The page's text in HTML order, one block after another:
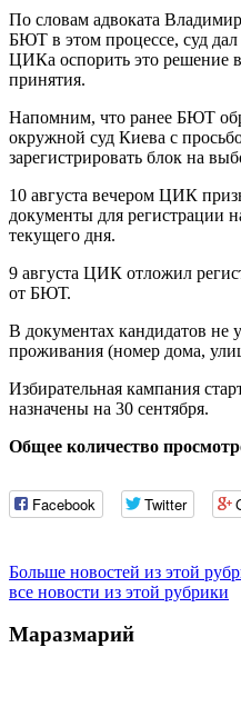
По словам адвоката
БЮТ в этом процессе, суд
ЦИКа оспорить это решение
принятия.
Напомним, что ранее БЮТ
окружной суд Киева с
зарегистрировать блок на
10 августа вечером ЦИК
документы для регистрации
текущего дня.
9 августа ЦИК отложил
от БЮТ.
В документах кандидатов не
проживания (номер дома,
Избирательная кампания
назначены на 30 сентября.
Общее количество
Facebook Twitter
Больше новостей из этой
все новости из этой рубрики
Маразмарий